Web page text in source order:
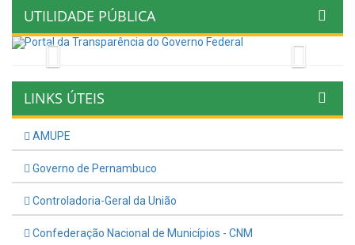
UTILIDADE PÚBLICA
Previous
LINKS ÚTEIS
AMUPE
Governo de Pernambuco
Controladoria-Geral da União
Confederação Nacional de Municípios - CNM